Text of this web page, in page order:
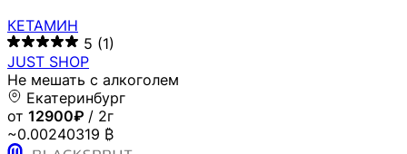
КЕТАМИН
5 (1)
JUST SHOP
Не мешать с алкоголем
Екатеринбург
от 12900₽ / 2г
~0.00240319 ₿